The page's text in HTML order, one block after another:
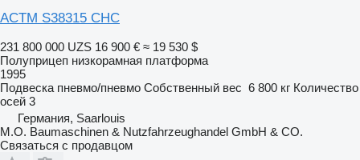
ACTM S38315 CHC
231 800 000 UZS 16 900 € ≈ 19 530 $
Полуприцеп низкорамная платформа
1995
Подвеска пневмо/пневмо Собственный вес 6 800 кг Количество
осей 3
Германия, Saarlouis
M.O. Baumaschinen & Nutzfahrzeughandel GmbH & CO.
Связаться с продавцом